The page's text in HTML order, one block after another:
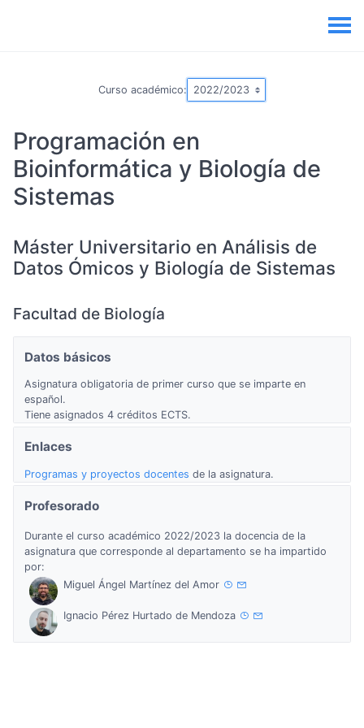
Curso académico:
Programación en
Bioinformática y Biología de
Sistemas
Máster Universitario en Análisis de
Datos Ómicos y Biología de Sistemas
Facultad de Biología
Datos básicos
Asignatura obligatoria de primer curso que se imparte en
español.
Tiene asignados 4 créditos ECTS.
Enlaces
Programas y proyectos docentes de la asignatura.
Profesorado
Durante el curso académico 2022/2023 la docencia de la
asignatura que corresponde al departamento se ha impartido
por:
Miguel Ángel Martínez del Amor
Ignacio Pérez Hurtado de Mendoza